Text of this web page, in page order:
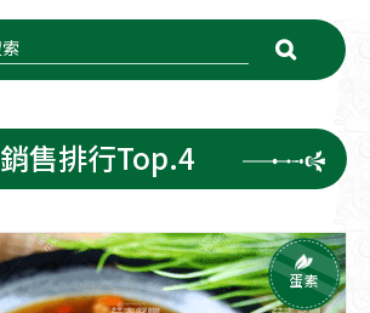
銷售排行Top.4
蛋素